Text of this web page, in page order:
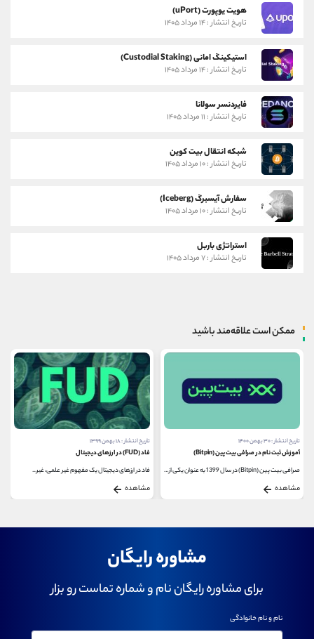
هویت یوپورت (uPort)
تاریخ انتشار : ۱۴ مرداد ۱۴۰۵
استیکینگ امانی (Custodial Staking)
تاریخ انتشار : ۱۴ مرداد ۱۴۰۵
فایردنسر سولانا
تاریخ انتشار : ۱۱ مرداد ۱۴۰۵
شبکه انتقال بیت کوین
تاریخ انتشار : ۱۰ مرداد ۱۴۰۵
سفارش آیسبرگ (Iceberg)
تاریخ انتشار : ۱۰ مرداد ۱۴۰۵
استراتژی باربل
تاریخ انتشار : ۷ مرداد ۱۴۰۵
ممکن است علاقه‌مند باشید
تاریخ انتشار : ۳۰ بهمن ۱۴۰۰
آموزش ثبت نام در صرافی بیت پین (Bitpin)
صرافی بیت پین (Bitpin) در سال 1399 به عنوان یکی از صرافی...
مشاهده
تاریخ انتشار : ۱۸ بهمن ۱۳۹۹
فاد (FUD) در ارزهای دیجیتال
فاد در ارزهای دیجیتال یک مفهوم غیر علمی، غیر...
مشاهده
مشاوره رایگان
برای مشاوره رایگان نام و شماره تماست رو بزار
نام و نام خانوادگی